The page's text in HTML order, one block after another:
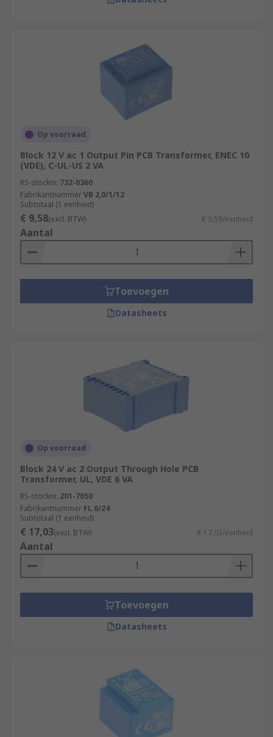
Op voorraad
Block 12 V ac 1 Output Pin PCB Transformer, ENEC 10
(VDE), C-UL-US 2 VA
RS-stocknr. 732-0360
FabrikantnummerVB 2,0/1/12
Subtotaal (1 eenheid)
€ 9,58(excl. BTW) € 9,58/eenheid
Aantal
Toevoegen
Datasheets
Op voorraad
Block 24 V ac 2 Output Through Hole PCB
Transformer, UL, VDE 6 VA
RS-stocknr. 201-7050
Fabrikantnummer FL 6/24
Subtotaal (1 eenheid)
€ 17,03(excl. BTW) € 17,03/eenheid
Aantal
Toevoegen
Datasheets